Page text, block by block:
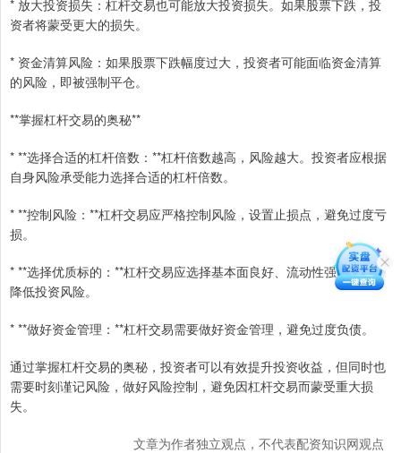
* 放大投资损失：杠杆交易也可能放大投资损失。如果股票下跌，投
资者将蒙受更大的损失。
* 资金清算风险：如果股票下跌幅度过大，投资者可能面临资金清算
的风险，即被强制平仓。
**掌握杠杆交易的奥秘**
* **选择合适的杠杆倍数：**杠杆倍数越高，风险越大。投资者应根据
自身风险承受能力选择合适的杠杆倍数。
* **控制风险：**杠杆交易应严格控制风险，设置止损点，避免过度亏
损。
* **选择优质标的：**杠杆交易应选择基本面良好、流动性强的标的，
降低投资风险。
* **做好资金管理：**杠杆交易需要做好资金管理，避免过度负债。
通过掌握杠杆交易的奥秘，投资者可以有效提升投资收益，但同时也
需要时刻谨记风险，做好风险控制，避免因杠杆交易而蒙受重大损
失。
文章为作者独立观点，不代表配资知识网观点